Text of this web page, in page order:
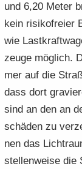
und 6,20 Meter
kein ri­si­ko­frei­er
wie
zeu­ge mög­lich.
mer auf die
dass dort
sind an den an
schä­den zu
nen das
stel­len­wei­se die